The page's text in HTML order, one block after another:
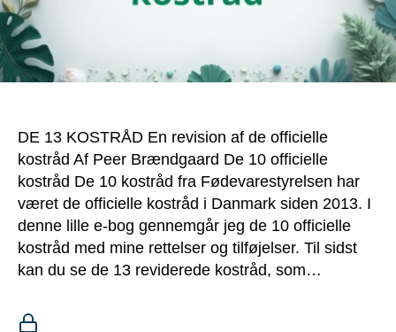
DE 13 KOSTRÅD En revision af de officielle
kostråd Af Peer Brændgaard De 10 officielle
kostråd De 10 kostråd fra Fødevarestyrelsen har
været de officielle kostråd i Danmark siden 2013. I
denne lille e-bog gennemgår jeg de 10 officielle
kostråd med mine rettelser og tilføjelser. Til sidst
kan du se de 13 reviderede kostråd, som…